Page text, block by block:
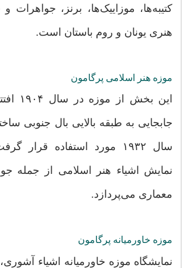
کتیبه‌ها، موزاییک‌ها، برنز، جواهرات
هنری یونان و روم باستان است.
موزه هنر اسلامی پرگامون
این
جابجایی به طبقه بالایی بال جنوبی
سال ۱۹۳۲ مورد استفاده
نمایش اشیاء هنر اسلامی از جمله
معماری می‌پردازد.
موزه خاورمیانه پرگامون
نمایشگاه موزه خاورمیانه اشیاء